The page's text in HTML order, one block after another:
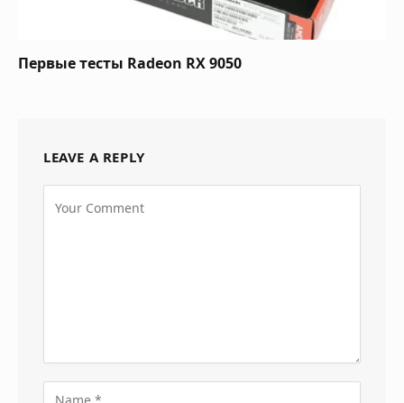
Первые тесты Radeon RX 9050
LEAVE A REPLY